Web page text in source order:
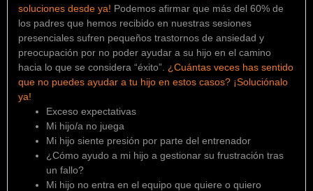
soluciones desde ya! Podemos afirmar que más del 60% de
los padres que hemos recibido en nuestras sesiones
presenciales sufren pequeños trastornos de ansiedad y
preocupación por no poder ayudar a su hijo en el camino
hacia lo que se considera “éxito”. ¿Cuántas veces has sentido
que no puedes ayudar a tu hijo en estos casos? ¡Soluciónalo
ya!
Exceso expectativas
Mi hijo/a no juega
Mi hijo siente presión por parte del entrenador
¿Cómo ayudo a mi hijo a gestionar su frustración tras
un fallo?
Mi hijo no entra en el equipo que quiere o quiero